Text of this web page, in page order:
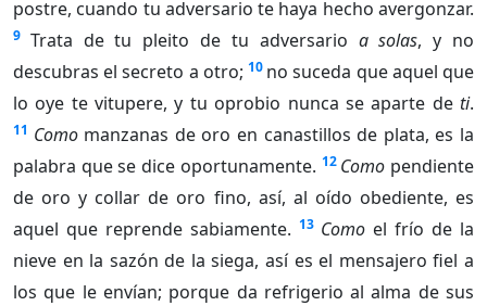
postre, cuando tu adversario te haya hecho avergonzar.
9 Trata de tu pleito de tu adversario a solas, y no
descubras el secreto a otro; 10 no suceda que aquel que
lo oye te vitupere, y tu oprobio nunca se aparte de ti.
11 Comomanzanas de oro en canastillos de plata, es la
palabra que se dice oportunamente. 12 Como pendiente
de oro y collar de oro fino, así, al oído obediente, es
aquel que reprende sabiamente. 13 Como el frío de la
nieve en la sazón de la siega, así es el mensajero fiel a
los que le envían; porque da refrigerio al alma de sus